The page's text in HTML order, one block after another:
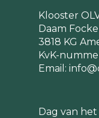
Klooster
Daam
3818 KG
KvK-
Email:
Dag van